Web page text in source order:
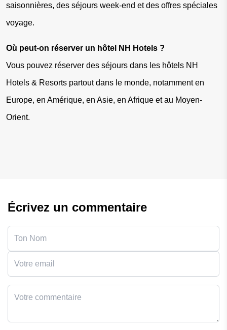
saisonnières, des séjours week-end et des offres spéciales
voyage.
Où peut-on réserver un hôtel NH Hotels ?
Vous pouvez réserver des séjours dans les hôtels NH
Hotels & Resorts partout dans le monde, notamment en
Europe, en Amérique, en Asie, en Afrique et au Moyen-
Orient.
Écrivez un commentaire